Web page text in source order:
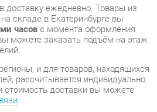
и для товаров, находящихся
рассчитывается индивидуально.
доставки вы можете
.
заказа вы можете
решение об отказе от покупки.
упаковку, готовые комплекты